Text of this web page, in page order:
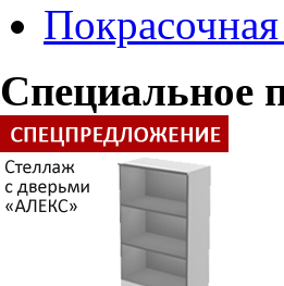
Специальное